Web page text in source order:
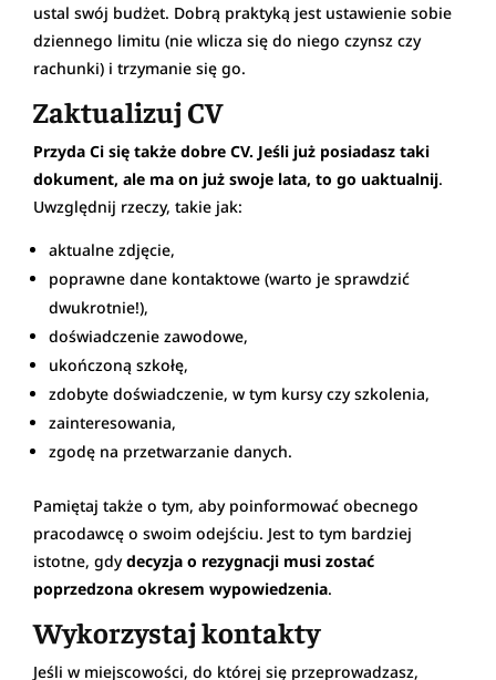
ustal swój budżet. Dobrą praktyką jest ustawienie sobie
dziennego limitu (nie wlicza się do niego czynsz czy
rachunki) i trzymanie się go.
Zaktualizuj CV
Przyda Ci się także dobre CV. Jeśli już posiadasz taki
dokument, ale ma on już swoje lata, to go uaktualnij.
Uwzględnij rzeczy, takie jak:
aktualne zdjęcie,
poprawne dane kontaktowe (warto je sprawdzić
dwukrotnie!),
doświadczenie zawodowe,
ukończoną szkołę,
zdobyte doświadczenie, w tym kursy czy szkolenia,
zainteresowania,
zgodę na przetwarzanie danych.
Pamiętaj także o tym, aby poinformować obecnego
pracodawcę o swoim odejściu. Jest to tym bardziej
istotne, gdydecyzja o rezygnacji musi zostać
poprzedzona okresem wypowiedzenia.
Wykorzystaj kontakty
Jeśli w miejscowości, do której się przeprowadzasz,